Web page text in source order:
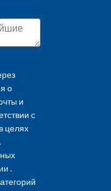
о
и
с
целях
.